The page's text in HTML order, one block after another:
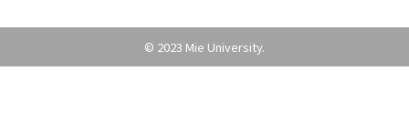
© 2023 Mie University.